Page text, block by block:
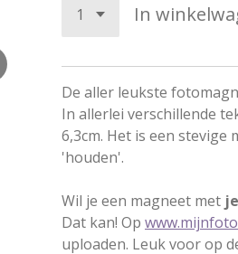
In
De aller leukste
In allerlei verschillende
6,3cm. Het is een stevige
'houden'.
Wil je een magneet met
Dat kan! Op
uploaden. Leuk voor op